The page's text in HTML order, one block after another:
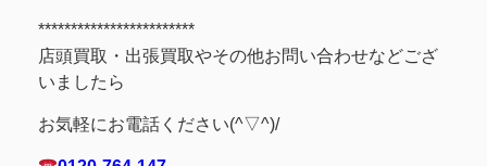
************************
店頭買取・出張買取やその他お問い合わせなどござ
いましたら
お気軽にお電話ください(^▽^)/